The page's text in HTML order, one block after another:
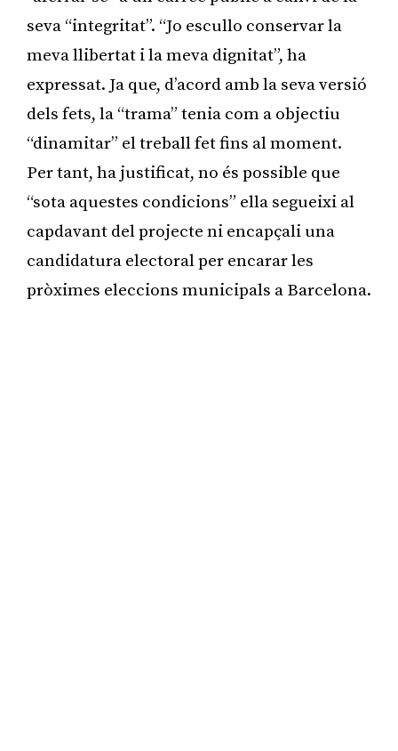
seva “integritat”. “Jo escullo conservar la
meva llibertat i la meva dignitat”, ha
expressat. Ja que, d’acord amb la seva versió
dels fets, la “trama” tenia com a objectiu
“dinamitar” el treball fet fins al moment.
Per tant, ha justificat, no és possible que
“sota aquestes condicions” ella segueixi al
capdavant del projecte ni encapçali una
candidatura electoral per encarar les
pròximes eleccions municipals a Barcelona.